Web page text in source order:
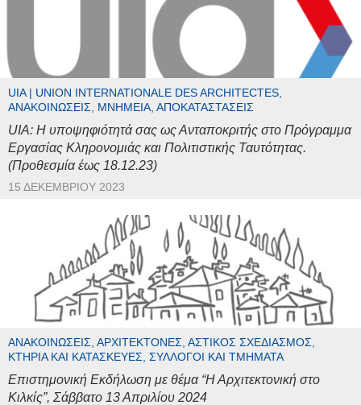
UIA | UNION INTERNATIONALE DES ARCHITECTES,
ΑΝΑΚΟΙΝΏΣΕΙΣ, ΜΝΗΜΕΊΑ, ΑΠΟΚΑΤΑΣΤΆΣΕΙΣ
UIA: Η υποψηφιότητά σας ως Ανταποκριτής στο Πρόγραμμα
Εργασίας Κληρονομιάς και Πολιτιστικής Ταυτότητας.
(Προθεσμία έως 18.12.23)
15 ΔΕΚΕΜΒΡΊΟΥ 2023
ΑΝΑΚΟΙΝΏΣΕΙΣ, ΑΡΧΙΤΈΚΤΟΝΕΣ, ΑΣΤΙΚΌΣ ΣΧΕΔΙΑΣΜΌΣ,
ΚΤΉΡΙΑ ΚΑΙ ΚΑΤΑΣΚΕΥΈΣ, ΣΎΛΛΟΓΟΙ ΚΑΙ ΤΜΉΜΑΤΑ
Επιστημονική Εκδήλωση με θέμα “Η Αρχιτεκτονική στο
Κιλκίς”, Σάββατο 13 Απριλίου 2024